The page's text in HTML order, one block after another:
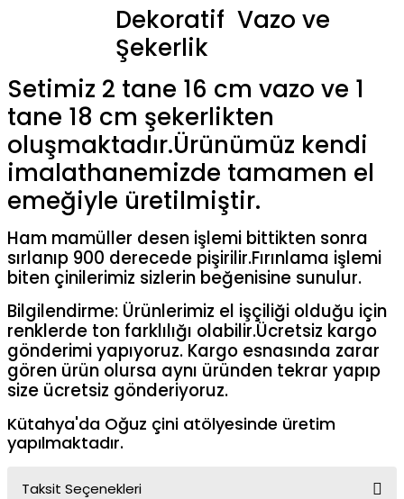
Dekoratif Vazo ve
Şekerlik
Setimiz 2 tane 16 cm vazo ve 1
tane 18 cm şekerlikten
oluşmaktadır.Ürünümüz kendi
imalathanemizde tamamen el
emeğiyle üretilmiştir.
Ham mamüller desen işlemi bittikten sonra
sırlanıp 900 derecede pişirilir.Fırınlama işlemi
biten çinilerimiz sizlerin beğenisine sunulur.
Bilgilendirme: Ürünlerimiz el işçiliği olduğu için
renklerde ton farklılığı olabilir.Ücretsiz kargo
gönderimi yapıyoruz. Kargo esnasında zarar
gören ürün olursa aynı üründen tekrar yapıp
size ücretsiz gönderiyoruz.
Kütahya'da Oğuz çini atölyesinde üretim
yapılmaktadır.
Taksit Seçenekleri